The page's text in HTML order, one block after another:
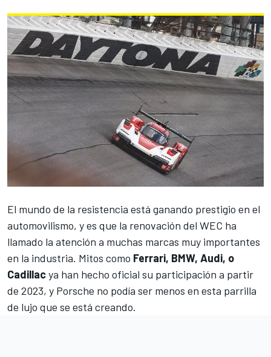
El mundo de la resistencia está ganando prestigio en el
automovilismo, y es que la renovación del WEC ha
llamado la atención a muchas marcas muy importantes
en la industria. Mitos como Ferrari, BMW, Audi, o
Cadillacya han hecho oficial su participación a partir
de 2023, y Porsche no podía ser menos en esta parrilla
de lujo que se está creando.